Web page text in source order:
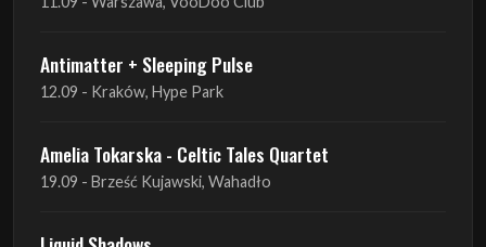
Amelia Tokarska - Celtic Tales Quartet
19.09 - Brześć Kujawski, Wahadło
Liquid Shadows
19.09 - Kościan, Kościańskim Ośrodku Kultury
Amelia Tokarska - Celtic Tales Quartet